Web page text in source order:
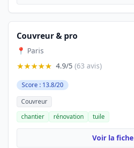
Couvreur & pro
📍 Paris
★★★★★ 4.9/5 (63 avis)
Score : 13.8/20
Couvreur
chantier
rénovation tuile
Voir la fiche